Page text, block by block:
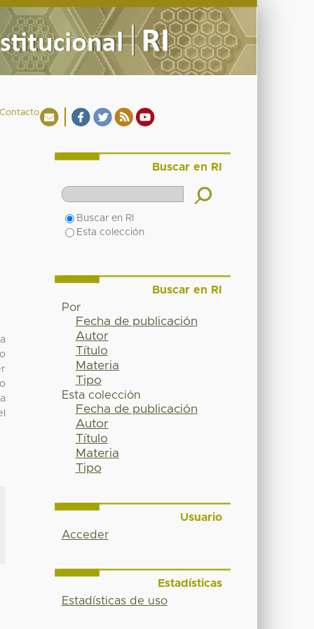
Buscar en RI
Buscar en RI
Esta colección
Buscar en RI
Por
Fecha de publicación
Autor
Título
Materia
Tipo
Esta colección
Fecha de publicación
Autor
Título
Materia
Tipo
Usuario
Acceder
Estadísticas
Estadísticas de uso